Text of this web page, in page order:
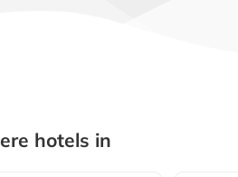
hotels in